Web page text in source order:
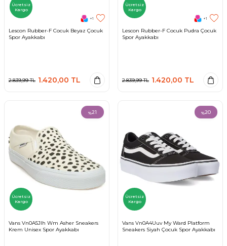
Ücretsiz
Kargo
+1
Lescon Rubber-F Cocuk Beyaz Çocuk
Spor Ayakkabı
2.839,99TL 1.420,00 TL
Ücretsiz
Kargo
+1
Lescon Rubber-F Cocuk Pudra Çocuk
Spor Ayakkabı
2.839,99TL 1.420,00 TL
%21
Ücretsiz
Kargo
Vans Vn0A5Jlh Wm Asher Sneakers
Krem Unisex Spor Ayakkabı
%20
Ücretsiz
Kargo
Vans Vn0A4Uuv My Ward Platform
Sneakers Siyah Çocuk Spor Ayakkabı